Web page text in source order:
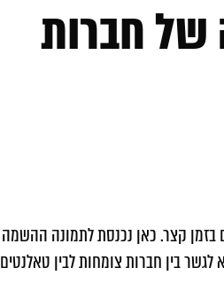
של חברות
בזמן קצר. כאן נכנסת לתמונה ההשמה
בין חברות צומחות לבין טאלנטים